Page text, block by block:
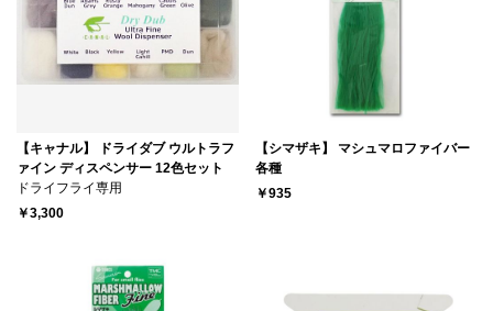
【キャナル】 ドライダブ ウルトラフ
ァイン ディスペンサー 12色セット
ドライフライ専用
￥3,300
【シマザキ】 マシュマロファイバー
各種
￥935